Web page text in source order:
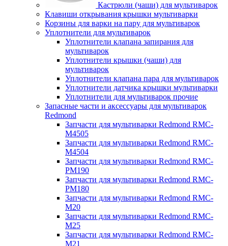
Кастрюли (чаши) для мультиварок
Клавиши открывания крышки мультиварки
Корзины для варки на пару для мультиварок
Уплотнители для мультиварок
Уплотнители клапана запирания для
мультиварок
Уплотнители крышки (чаши) для
мультиварок
Уплотнители клапана пара для мультиварок
Уплотнители датчика крышки мультиварки
Уплотнители для мультиварок прочие
Запасные части и аксессуары для мультиварок
Redmond
Запчасти для мультиварки Redmond RMC-
M4505
Запчасти для мультиварки Redmond RMC-
M4504
Запчасти для мультиварки Redmond RMC-
PM190
Запчасти для мультиварки Redmond RMC-
PM180
Запчасти для мультиварки Redmond RMC-
M20
Запчасти для мультиварки Redmond RMC-
M25
Запчасти для мультиварки Redmond RMC-
M21